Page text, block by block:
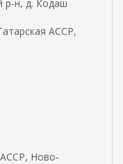
р-н, д. Кодаш
АССР,
Ново-